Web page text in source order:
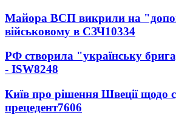
Майора ВСП викрили на
військовому в СЗЧ10334
РФ створила "українську
- ISW8248
Київ про рішення Швеції щодо
прецедент7606